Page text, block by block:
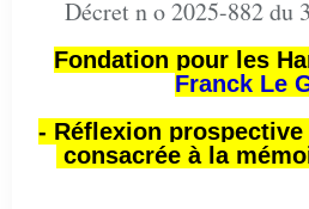
Décret n o 2025-882 du
Fondation pour les
Franck Le
- Réflexion
consacrée à la